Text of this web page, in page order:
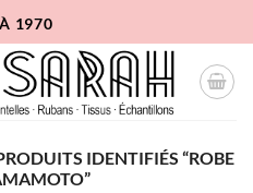
1970
IDENTIFIÉS “ROBE